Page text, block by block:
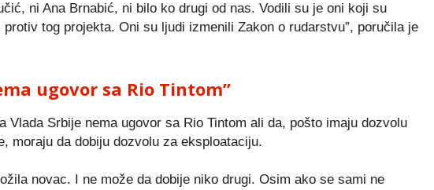
ni Ana Brnabić, ni bilo ko drugi od nas. Vodili su je oni koji su
protiv tog projekta. Oni su ljudi izmenili Zakon o rudarstvu”, poručila je
ugovor sa Rio Tintom”
Vlada Srbije nema ugovor sa Rio Tintom ali da, pošto imaju dozvolu
moraju da dobiju dozvolu za eksploataciju.
novac. I ne može da dobije niko drugi. Osim ako se sami ne